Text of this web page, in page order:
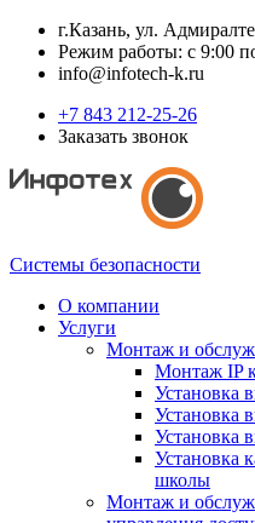
г.Казань, ул.
Режим работы: с 9:00
info@infotech-k.ru
+7 843 212-25-26
Заказать звонок
Системы безопасности
О компании
Услуги
Монтаж и
Монтаж IP
Установка
Установка
Установка
Установка
школы
Монтаж и